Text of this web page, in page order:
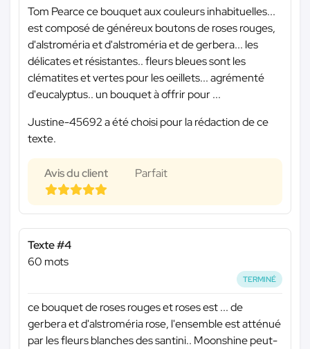
Tom Pearce ce bouquet aux couleurs inhabituelles...
est composé de généreux boutons de roses rouges,
d'alstroméria et d'alstroméria et de gerbera... les
délicates et résistantes.. fleurs bleues sont les
clématites et vertes pour les oeillets... agrémenté
d'eucalyptus.. un bouquet à offrir pour ...
Justine-45692 a été choisi pour la rédaction de ce
texte.
Avis du client Parfait
Texte #4
60 mots
TERMINÉ
ce bouquet de roses rouges et roses est ... de
gerbera et d'alstroméria rose, l'ensemble est atténué
par les fleurs blanches des santini.. Moonshine peut-